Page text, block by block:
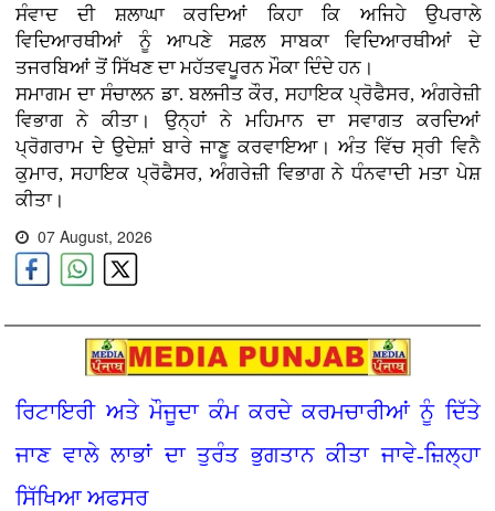
ਸੰਵਾਦ ਦੀ ਸ਼ਲਾਘਾ ਕਰਦਿਆਂ ਕਿਹਾ ਕਿ ਅਜਿਹੇ ਉਪਰਾਲੇ
ਵਿਦਿਆਰਥੀਆਂ ਨੂੰ ਆਪਣੇ ਸਫ਼ਲ ਸਾਬਕਾ ਵਿਦਿਆਰਥੀਆਂ ਦੇ
ਤਜਰਬਿਆਂ ਤੋਂ ਸਿੱਖਣ ਦਾ ਮਹੱਤਵਪੂਰਨ ਮੌਕਾ ਦਿੰਦੇ ਹਨ।
ਸਮਾਗਮ ਦਾ ਸੰਚਾਲਨ ਡਾ. ਬਲਜੀਤ ਕੌਰ, ਸਹਾਇਕ ਪ੍ਰੋਫੈਸਰ, ਅੰਗਰੇਜ਼ੀ
ਵਿਭਾਗ ਨੇ ਕੀਤਾ। ਉਨ੍ਹਾਂ ਨੇ ਮਹਿਮਾਨ ਦਾ ਸਵਾਗਤ ਕਰਦਿਆਂ
ਪ੍ਰੋਗਰਾਮ ਦੇ ਉਦੇਸ਼ਾਂ ਬਾਰੇ ਜਾਣੂ ਕਰਵਾਇਆ। ਅੰਤ ਵਿੱਚ ਸ੍ਰੀ ਵਿਨੈ
ਕੁਮਾਰ, ਸਹਾਇਕ ਪ੍ਰੋਫੈਸਰ, ਅੰਗਰੇਜ਼ੀ ਵਿਭਾਗ ਨੇ ਧੰਨਵਾਦੀ ਮਤਾ ਪੇਸ਼
ਕੀਤਾ।
07 August, 2026
ਰਿਟਾਇਰੀ ਅਤੇ ਮੌਜੂਦਾ ਕੰਮ ਕਰਦੇ ਕਰਮਚਾਰੀਆਂ ਨੂੰ ਦਿੱਤੇ
ਜਾਣ ਵਾਲੇ ਲਾਭਾਂ ਦਾ ਤੁਰੰਤ ਭੁਗਤਾਨ ਕੀਤਾ ਜਾਵੇ-ਜ਼ਿਲ੍ਹਾ
ਸਿੱਖਿਆ ਅਫਸਰ